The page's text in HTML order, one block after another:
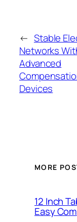
← Stable
Networks
Advanced
Devices
MORE
12 Inch
Easy